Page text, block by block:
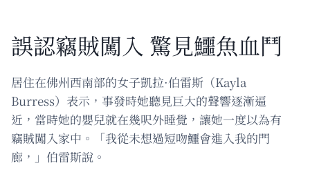
誤認竊賊闖入 驚見鱷魚血鬥
居住在佛州西南部的女子凱拉·伯雷斯（Kayla
Burress）表示，事發時她聽見巨大的聲響逐漸逼
近，當時她的嬰兒就在幾呎外睡覺，讓她一度以為有
竊賊闖入家中。「我從未想過短吻鱷會進入我的門
廊，」伯雷斯說。